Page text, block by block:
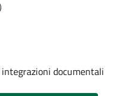
)
documentali